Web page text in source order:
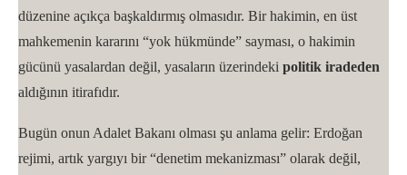
düzenine açıkça başkaldırmış olmasıdır. Bir hakimin, en üst
mahkemenin kararını “yok hükmünde” sayması, o hakimin
gücünü yasalardan değil, yasaların üzerindeki politik iradeden
aldığının itirafıdır.
Bugün onun Adalet Bakanı olması şu anlama gelir: Erdoğan
rejimi, artık yargıyı bir “denetim mekanizması” olarak değil,